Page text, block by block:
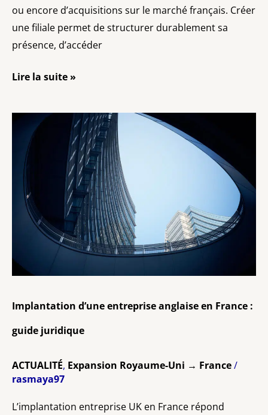
ou encore d’acquisitions sur le marché français. Créer
une filiale permet de structurer durablement sa
présence, d’accéder
Lire la suite »
Implantation d’une entreprise anglaise en France :
guide juridique
ACTUALITÉ, Expansion Royaume-Uni → France/
rasmaya97
L’implantation entreprise UK en France répond
Implantation
d’une
entreprise
anglaise
France
juridique